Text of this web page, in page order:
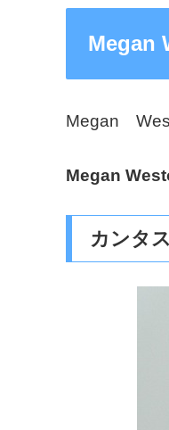
Megan
Megan
Megan
カンタ